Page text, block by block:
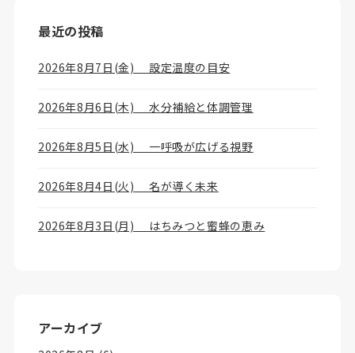
最近の投稿
2026年8月7日(金) 設定温度の目安
2026年8月6日(木) 水分補給と体調管理
2026年8月5日(水) 一呼吸が広げる視野
2026年8月4日(火) 名が導く未来
2026年8月3日(月) はちみつと蜜蜂の恵み
アーカイブ